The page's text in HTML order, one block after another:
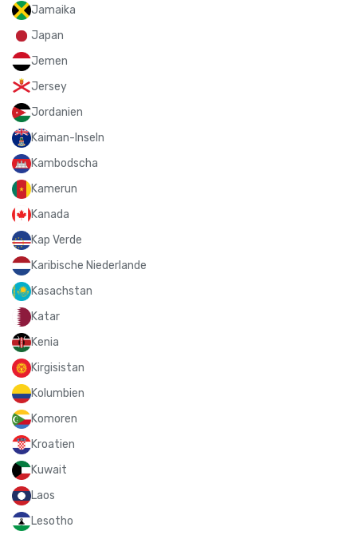
Jamaika
Japan
Jemen
Jersey
Jordanien
Kaiman-Inseln
Kambodscha
Kamerun
Kanada
Kap Verde
Karibische Niederlande
Kasachstan
Katar
Kenia
Kirgisistan
Kolumbien
Komoren
Kroatien
Kuwait
Laos
Lesotho